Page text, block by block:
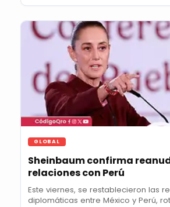
GLOBAL
Sheinbaum confirma
relaciones con Perú
Este viernes, se restablecieron las
diplomáticas entre México y Perú,